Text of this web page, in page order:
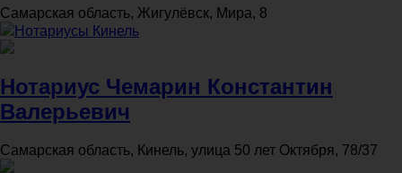
Самарская область, Жигулёвск, Мира, 8
Нотариусы Кинель
Нотариус Чемарин Константин
Валерьевич
Самарская область, Кинель, улица 50 лет Октября, 78/37